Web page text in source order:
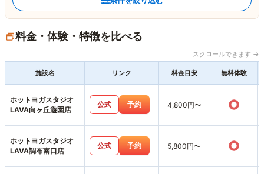
料金・体験・特徴を比べる
スクロールできます →
施設名 リンク 料金目安 無料体験
ホットヨガスタジオ
LAVA向ヶ丘遊園店
公式 予約 4,800円〜 ○
ホットヨガスタジオ
LAVA調布南口店
公式 予約 5,800円〜 ○